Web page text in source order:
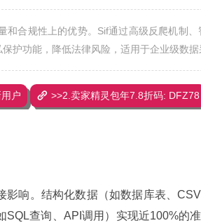
合规性上的优势。Sif通过高级反爬机制、
护功能，降低法律风险，适用于企业级数据
户 >>2.卖家精灵包年7.8折码: DFZ78
响。结构化数据（如数据库表、
查询、API调用）实现近100%的准